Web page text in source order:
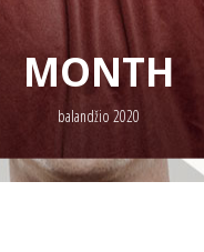
MONTH
balandžio 2020